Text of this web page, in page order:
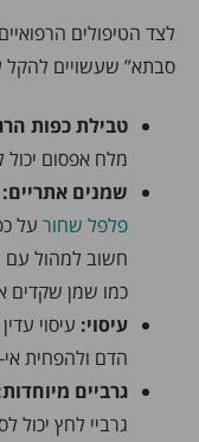
לצד הטיפולים
סבתא” שעשויים להקל
טבילת כפות
מלח אפסום יכול
שמנים אתריים:
פלפל שחור על
חשוב למהול
כמו שמן שקדים
עיסוי: עיסוי
הדם ולהפחית
גרביים
גרביי לחץ יכול